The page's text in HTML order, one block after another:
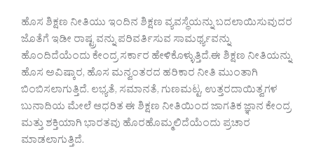
ಹೊಸ ಶಿಕ್ಷಣ ನೀತಿಯು ಇಂದಿನ ಶಿಕ್ಷಣ ವ್ಯವಸ್ಥೆಯನ್ನು ಬದಲಾಯಿಸುವುದರ
ಜೊತೆಗೆ ಇಡೀ ರಾಷ್ಟ್ರವನ್ನು ಪರಿವರ್ತಿಸುವ ಸಾಮರ್ಥ್ಯವನ್ನು
ಹೊಂದಿದೆಯೆಂದು ಕೇಂದ್ರ ಸರ್ಕಾರ ಹೇಳಿಕೊಳ್ಳುತ್ತಿದೆ.ಈ ಶಿಕ್ಷಣ ನೀತಿಯನ್ನು
ಹೊಸ ಅವಿಷ್ಕಾರ, ಹೊಸ ಮನ್ವಂತರದ ಹರಿಕಾರ ನೀತಿ ಮುಂತಾಗಿ
ಬಿಂಬಿಸಲಾಗುತ್ತಿದೆ. ಲಭ್ಯತೆ, ಸಮಾನತೆ, ಗುಣಮಟ್ಟ, ಉತ್ತರದಾಯಿತ್ವಗಳ
ಬುನಾದಿಯ ಮೇಲೆ ಆಧರಿತ ಈ ಶಿಕ್ಷಣ ನೀತಿಯಿಂದ ಜಾಗತಿಕ ಜ್ಞಾನ ಕೇಂದ್ರ
ಮತ್ತು ಶಕ್ತಿಯಾಗಿ ಭಾರತವು ಹೊರಹೊಮ್ಮಲಿದೆಯೆಂದು ಪ್ರಚಾರ
ಮಾಡಲಾಗುತ್ತಿದೆ.